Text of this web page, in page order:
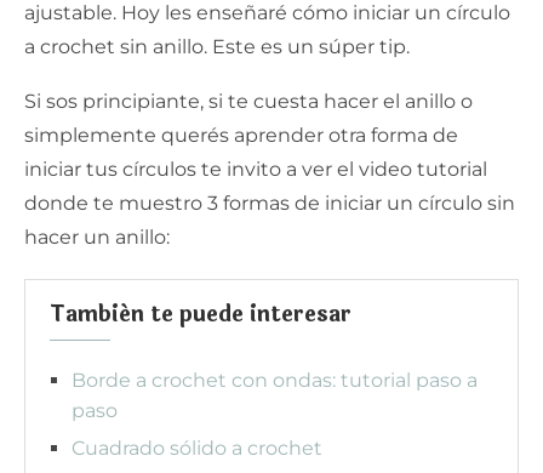
ajustable. Hoy les enseñaré cómo iniciar un círculo
a crochet sin anillo. Este es un súper tip.
Si sos principiante, si te cuesta hacer el anillo o
simplemente querés aprender otra forma de
iniciar tus círculos te invito a ver el video tutorial
donde te muestro 3 formas de iniciar un círculo sin
hacer un anillo:
También te puede interesar
Borde a crochet con ondas: tutorial paso a
paso
Cuadrado sólido a crochet